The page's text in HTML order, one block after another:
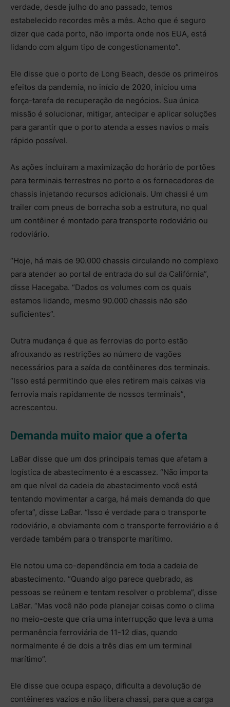
verdade, desde julho do ano passado, temos
estabelecido recordes mês a mês. Acho que é seguro
dizer que cada porto, não importa onde nos EUA, está
lidando com algum tipo de congestionamento”.
Ele disse que o porto de Long Beach, desde os primeiros
efeitos da pandemia, no início de 2020, iniciou uma
força-tarefa de recuperação de negócios. Sua única
missão é solucionar, mitigar, antecipar e aplicar soluções
para garantir que o porto atenda a esses navios o mais
rápido possível.
As ações incluíram a maximização do horário de portões
para terminais terrestres no porto e os fornecedores de
chassis injetando recursos adicionais. Um chassi é um
trailer com pneus de borracha sob a estrutura, no qual
um contêiner é montado para transporte rodoviário ou
rodoviário.
“Hoje, há mais de 90.000 chassis circulando no complexo
para atender ao portal de entrada do sul da Califórnia”,
disse Hacegaba. “Dados os volumes com os quais
estamos lidando, mesmo 90.000 chassis não são
suficientes”.
Outra mudança é que as ferrovias do porto estão
afrouxando as restrições ao número de vagões
necessários para a saída de contêineres dos terminais.
“Isso está permitindo que eles retirem mais caixas via
ferrovia mais rapidamente de nossos terminais”,
acrescentou.
Demanda muito maior que a oferta
LaBar disse que um dos principais temas que afetam a
logística de abastecimento é a escassez. “Não importa
em que nível da cadeia de abastecimento você está
tentando movimentar a carga, há mais demanda do que
oferta”, disse LaBar. “Isso é verdade para o transporte
rodoviário, e obviamente com o transporte ferroviário e é
verdade também para o transporte marítimo.
Ele notou uma co-dependência em toda a cadeia de
abastecimento. “Quando algo parece quebrado, as
pessoas se reúnem e tentam resolver o problema”, disse
LaBar. “Mas você não pode planejar coisas como o clima
no meio-oeste que cria uma interrupção que leva a uma
permanência ferroviária de 11-12 dias, quando
normalmente é de dois a três dias em um terminal
marítimo”.
Ele disse que ocupa espaço, dificulta a devolução de
contêineres vazios e não libera chassi, para que a carga